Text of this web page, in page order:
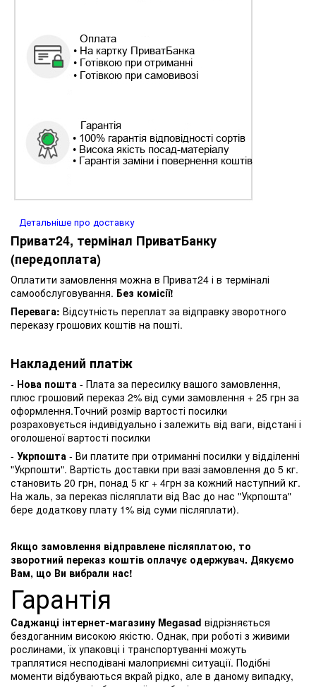
Детальніше про доставку
Приват24, термінал ПриватБанку
(передоплата)
Оплатити замовлення можна в Приват24 і в терміналі
самообслуговування. Без комісії!
Перевага: Відсутність переплат за відправку зворотного
переказу грошових коштів на пошті.
Накладений платіж
- Нова пошта - Плата за пересилку вашого замовлення,
плюс грошовий переказ 2% від суми замовлення + 25 грн за
оформлення.Точний розмір вартості посилки
розраховується індивідуально і залежить від ваги, відстані і
оголошеної вартості посилки
- Укрпошта - Ви платите при отриманні посилки у відділенні
"Укрпошти". Вартість доставки при вазі замовлення до 5 кг.
становить 20 грн, понад 5 кг + 4грн за кожний наступний кг.
На жаль, за переказ післяплати від Вас до нас "Укрпошта"
бере додаткову плату 1% від суми післяплати).
Якщо замовлення відправлене післяплатою, то
зворотний переказ коштів оплачує одержувач. Дякуємо
Вам, що Ви вибрали нас!
Гарантія
Саджанці інтернет-магазину Megasad відрізняється
бездоганним високою якістю. Однак, при роботі з живими
рослинами, їх упаковці і транспортуванні можуть
траплятися несподівані малоприємні ситуації. Подібні
моменти відбуваються вкрай рідко, але в даному випадку,